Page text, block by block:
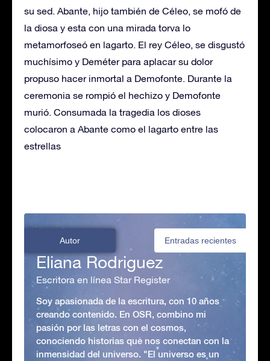
su sed. Abante, hijo también de Céleo, se mofó de
la diosa y esta con una mirada torva lo
metamorfoseó en lagarto. El rey Céleo, se disgustó
muchísimo y Deméter para aplacar su dolor
propuso hacer inmortal a Demofonte. Durante la
ceremonia se rompió el hechizo y Demofonte
murió. Consumada la tragedia los dioses
colocaron a Abante como el lagarto entre las
estrellas
Autor Entradas recientes
Eliana Rodriguez
Escritora en línea Star Register
Soy apasionada de la escritura, con 10 años
creando contenido. En OSR, combino mi
pasión por las letras con el cosmos,
conociendo historias que nos conectan con la
inmensidad del universo. "El universo es un